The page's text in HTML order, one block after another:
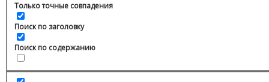
Только точные совпадения
Поиск по заголовку
Поиск по содержанию